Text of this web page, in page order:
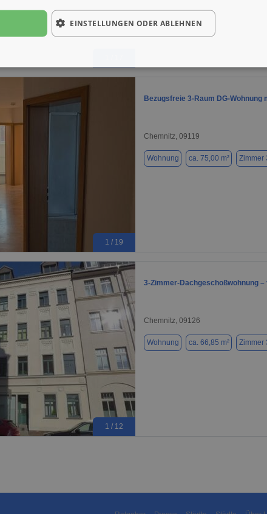
1 / 19
Bezugsfreie 3-Raum DG-Wohnung
Chemnitz, 09119
Wohnung ca. 75,00 m² Zimmer
1 / 12
3-Zimmer-Dachgeschoßwohnung
Chemnitz, 09126
Wohnung ca. 66,85 m² Zimmer
EINSTELLUNGEN ODER ABLEHNEN